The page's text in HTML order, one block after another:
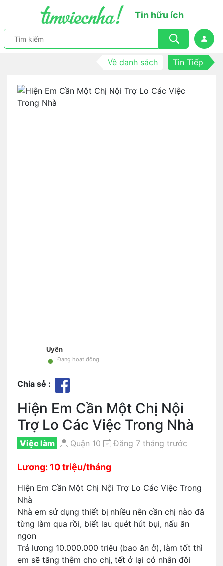
Tin hữu ích
Về danh sách Tin Tiếp
Uyên
• Đang hoạt động
Chia sẻ :
Hiện Em Cần Một Chị Nội
Trợ Lo Các Việc Trong Nhà
Việc làm Quận 10 Đăng 7 tháng trước
Lương: 10 triệu/tháng
Hiện Em Cần Một Chị Nội Trợ Lo Các Việc Trong
Nhà
Nhà em sử dụng thiết bị nhiều nên cần chị nào đã
từng làm qua rồi, biết lau quét hút bụi, nấu ăn
ngon
Trả lương 10.000.000 triệu (bao ăn ở), làm tốt thì
em sẽ tăng thêm cho chị, tết ở lại có nhân đôi